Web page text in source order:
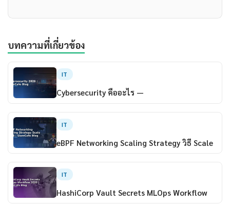
บทความที่เกี่ยวข้อง
IT
Cybersecurity คืออะไร —
IT
eBPF Networking Scaling Strategy วิธี Scale
IT
HashiCorp Vault Secrets MLOps Workflow